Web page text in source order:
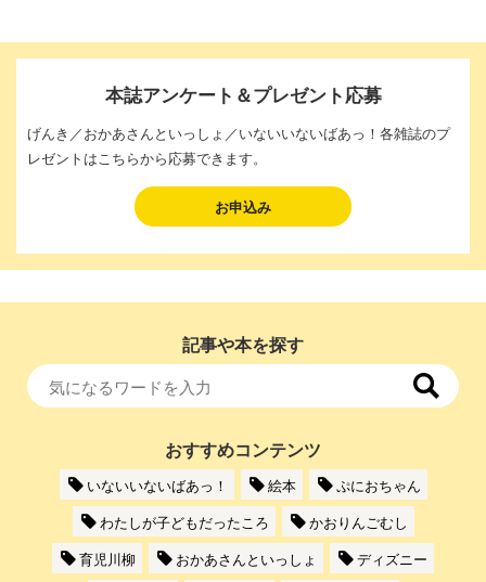
本誌アンケート＆プレゼント応募
げんき／おかあさんといっしょ／いないいないばあっ！各雑誌のプ
レゼントはこちらから応募できます。
お申込み
記事や本を探す
おすすめコンテンツ
いないいないばあっ！ 絵本
ぷにおちゃん
わたしが子どもだったころ
かおりんごむし
育児川柳
おかあさんといっしょ ディズニー